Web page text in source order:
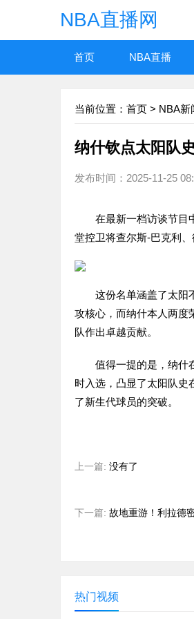
NBA直播网
首页 NBA直播
当前位置： 首页 > NBA新
纳什钦点太阳队
发布时间：2025-11-25
在最新一档访谈节目中
堂控卫将查尔斯-巴克利
这份名单涵盖了太阳不
攻核心，而纳什本人两度
队作出卓越贡献。
值得一提的是，纳什在
时入选，凸显了太阳队史
了新生代球员的突破。
上一篇: 没有了
下一篇: 故地重游！利拉德
热门视频